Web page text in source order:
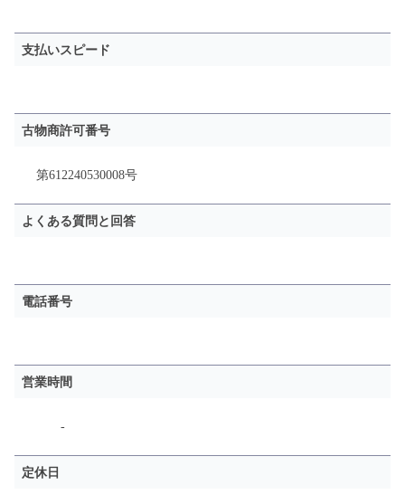
支払いスピード
古物商許可番号
第612240530008号
よくある質問と回答
電話番号
営業時間
-
定休日